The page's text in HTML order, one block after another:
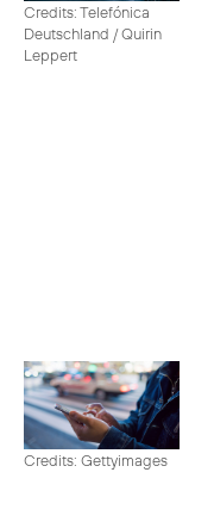
Credits: Telefónica
Deutschland / Quirin
Leppert
Credits: Gettyimages